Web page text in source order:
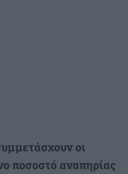
οι
ποσοστό αναπηρίας